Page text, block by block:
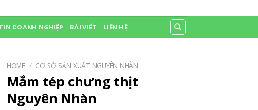
DOANH NGHIỆP BÀI VIẾT LIÊN HỆ
HOME / CƠ SỞ SẢN XUẤT NGUYÊN NHÀN
Mắm tép chưng thịt
Nguyên Nhàn